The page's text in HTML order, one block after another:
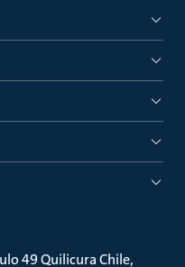
49 Quilicura Chile